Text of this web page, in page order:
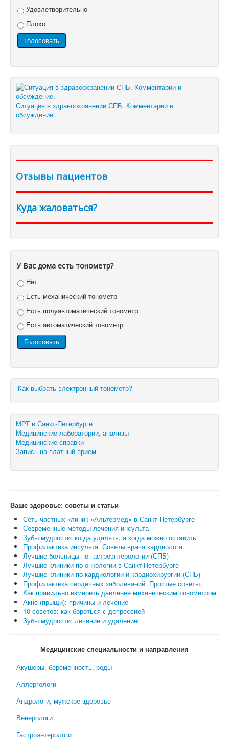
Удовлетворительно
Плохо
Ситуация в здравоохранении СПБ. Комментарии и
обсуждение.
Отзывы пациентов
Куда жаловаться?
У Вас дома есть тонометр?
Нет
Есть механический тонометр
Есть полуавтоматический тонометр
Есть автоматический тонометр
Как выбрать электронный тонометр?
МРТ в Санкт-Петербурге
Медицинские лаборатории, анализы
Медицинские справки
Запись на платный прием
Ваше здоровье: советы и статьи
Сеть частных клиник «Альтермед» в Санкт-Петербурге
Современные методы лечения инсульта
Зубы мудрости: когда удалять, а когда можно оставить
Профилактика инсульта. Советы врача кардиолога.
Лучшие больницы по гастроэнтерологии (СПБ)
Лучшие клиники по онкологии в Санкт-Петербурге
Лучшие клиники по кардиологии и кардиохирургии (СПБ)
Профилактика сердечных заболеваний. Простые советы.
Как правильно измерить давление механическим тонометром
Акне (прыщи): причины и лечение
10 советов: как бороться с депрессией
Зубы мудрости: лечение и удаление
Медицинские специальности и направления
Акушеры, беременность, роды
Аллергологи
Андрологи, мужское здоровье
Венерологи
Гастроэнтерологи